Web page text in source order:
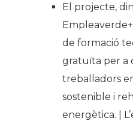
El projecte,
de formació
gratuïta per a
treballadors
sostenible i
energètica. |